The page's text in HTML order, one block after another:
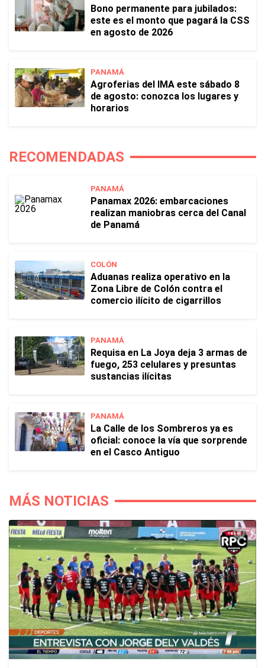
Bono permanente para jubilados:
este es el monto que pagará la CSS
en agosto de 2026
PANAMÁ
Agroferias del IMA este sábado 8
de agosto: conozca los lugares y
horarios
RECOMENDADAS
PANAMÁ
Panamax 2026: embarcaciones
realizan maniobras cerca del Canal
de Panamá
COLÓN
Aduanas realiza operativo en la
Zona Libre de Colón contra el
comercio ilícito de cigarrillos
PANAMÁ
Requisa en La Joya deja 3 armas de
fuego, 253 celulares y presuntas
sustancias ilícitas
PANAMÁ
La Calle de los Sombreros ya es
oficial: conoce la vía que sorprende
en el Casco Antiguo
MÁS NOTICIAS